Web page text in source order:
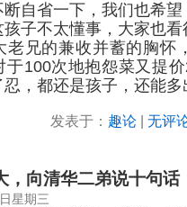
省一下，我们也希望
子不太懂事，大家也
老兄的兼收并蓄的胸怀
于100次地抱怨菜又提
，都还是孩子，还能多
发表于： 趣论| 无评
，向清华二弟说十句话
星期三